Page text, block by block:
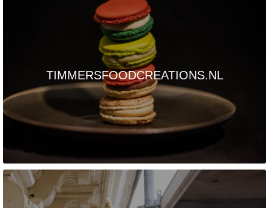
TIMMERSFOODCREATIONS.NL